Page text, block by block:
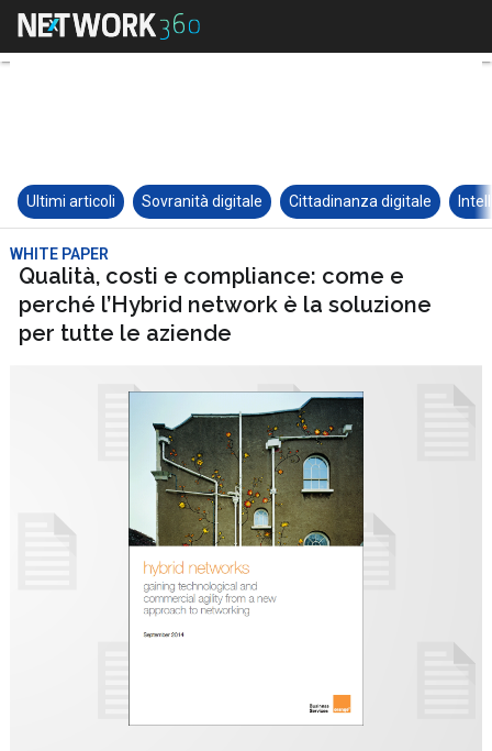
Ultimi articoli Sovranità digitale Cittadinanza digitale
WHITE PAPER
Qualità, costi e compliance: come e
perché l’Hybrid network è la soluzione
per tutte le aziende